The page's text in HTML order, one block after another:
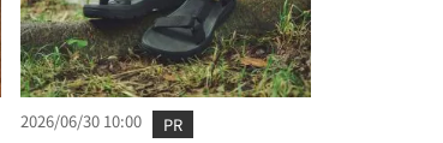
2026/06/30 10:00 PR